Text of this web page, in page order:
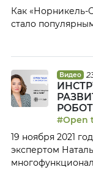
Как «Норникель-
стало
Видео
#Open
19 ноября 2021
экспертом